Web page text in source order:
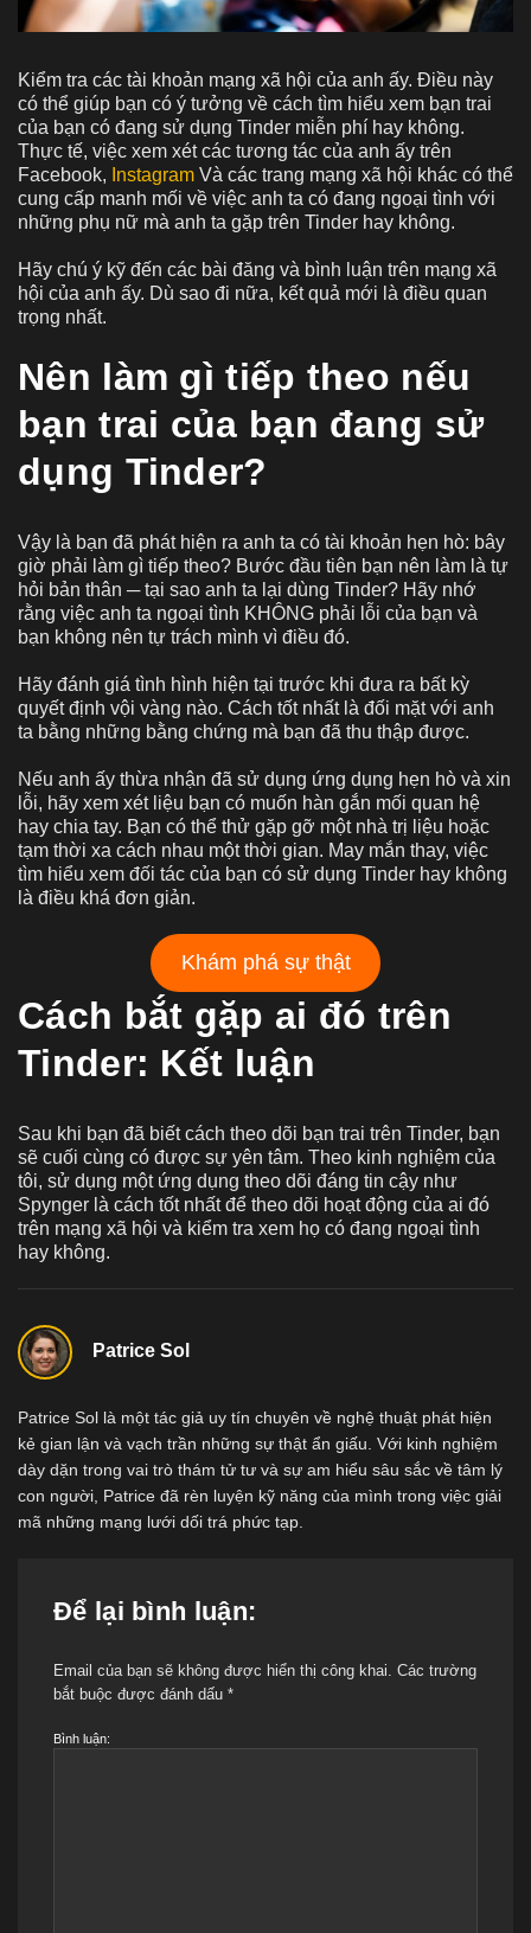
Kiểm tra các tài khoản mạng xã hội của anh ấy. Điều này
có thể giúp bạn có ý tưởng về cách tìm hiểu xem bạn trai
của bạn có đang sử dụng Tinder miễn phí hay không.
Thực tế, việc xem xét các tương tác của anh ấy trên
Facebook, Instagram Và các trang mạng xã hội khác có thể
cung cấp manh mối về việc anh ta có đang ngoại tình với
những phụ nữ mà anh ta gặp trên Tinder hay không.
Hãy chú ý kỹ đến các bài đăng và bình luận trên mạng xã
hội của anh ấy. Dù sao đi nữa, kết quả mới là điều quan
trọng nhất.
Nên làm gì tiếp theo nếu
bạn trai của bạn đang sử
dụng Tinder?
Vậy là bạn đã phát hiện ra anh ta có tài khoản hẹn hò: bây
giờ phải làm gì tiếp theo? Bước đầu tiên bạn nên làm là tự
hỏi bản thân ─ tại sao anh ta lại dùng Tinder? Hãy nhớ
rằng việc anh ta ngoại tình KHÔNG phải lỗi của bạn và
bạn không nên tự trách mình vì điều đó.
Hãy đánh giá tình hình hiện tại trước khi đưa ra bất kỳ
quyết định vội vàng nào. Cách tốt nhất là đối mặt với anh
ta bằng những bằng chứng mà bạn đã thu thập được.
Nếu anh ấy thừa nhận đã sử dụng ứng dụng hẹn hò và xin
lỗi, hãy xem xét liệu bạn có muốn hàn gắn mối quan hệ
hay chia tay. Bạn có thể thử gặp gỡ một nhà trị liệu hoặc
tạm thời xa cách nhau một thời gian. May mắn thay, việc
tìm hiểu xem đối tác của bạn có sử dụng Tinder hay không
là điều khá đơn giản.
Khám phá sự thật
Cách bắt gặp ai đó trên
Tinder: Kết luận
Sau khi bạn đã biết cách theo dõi bạn trai trên Tinder, bạn
sẽ cuối cùng có được sự yên tâm. Theo kinh nghiệm của
tôi, sử dụng một ứng dụng theo dõi đáng tin cậy như
Spynger là cách tốt nhất để theo dõi hoạt động của ai đó
trên mạng xã hội và kiểm tra xem họ có đang ngoại tình
hay không.
Patrice Sol
Patrice Sol là một tác giả uy tín chuyên về nghệ thuật phát hiện
kẻ gian lận và vạch trần những sự thật ẩn giấu. Với kinh nghiệm
dày dặn trong vai trò thám tử tư và sự am hiểu sâu sắc về tâm lý
con người, Patrice đã rèn luyện kỹ năng của mình trong việc giải
mã những mạng lưới dối trá phức tạp.
Để lại bình luận:
Email của bạn sẽ không được hiển thị công khai. Các trường
bắt buộc được đánh dấu *
Bình luận: